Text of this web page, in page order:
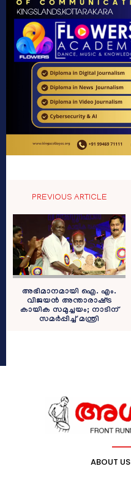
PREVIOUS ARTICLE
അഭിമാനമായി ഐ. എം.
വിജയൻ അന്താരാഷ്‌ട്ര
കായിക സമുച്ചയം; നാടിന്
സമർപ്പിച്ച് മന്ത്രി
ABOUT US